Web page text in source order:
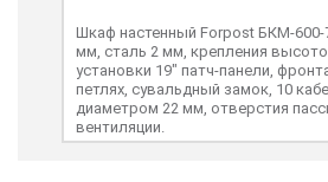
Шкаф настенный Forpost БКМ-600-
мм, сталь 2 мм, крепления
установки 19" патч-панели,
петлях, сувальдный замок, 10
диаметром 22 мм, отверстия
вентиляции.